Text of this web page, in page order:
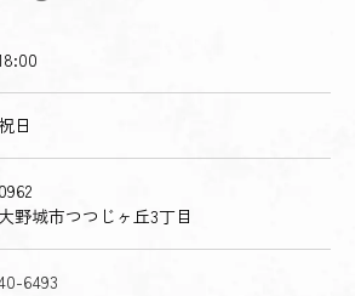
日
野城市つつじヶ丘3丁目
6493